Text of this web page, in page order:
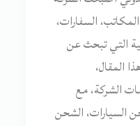
المكاتب، السفارات،
التي تبحث عن
المقال،
الشركة، مع
السيارات، الشحن